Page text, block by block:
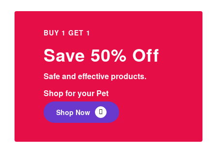
BUY 1 GET 1
Save 50% Off
Safe and effective products.
Shop for your Pet
Shop Now